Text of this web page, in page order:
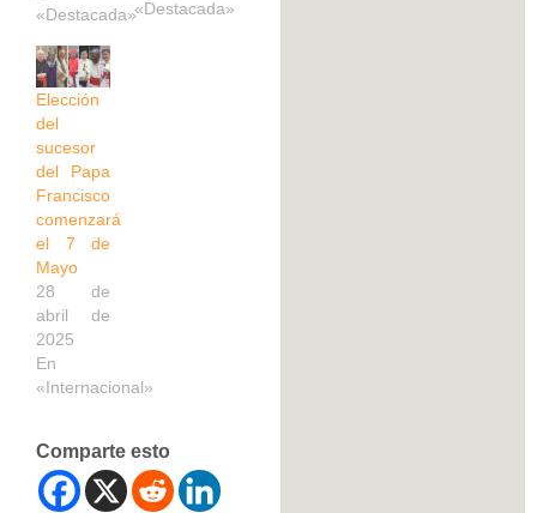
«Destacada»«Destacada»
Elección
del
sucesor
del Papa
Francisco
comenzará
el 7 de
Mayo
28 de
abril de
2025
En
«Internacional»
Comparte esto